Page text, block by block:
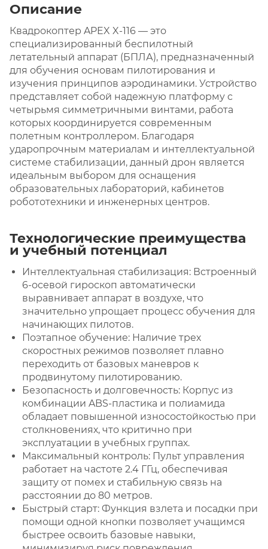
Описание
Квадрокоптер APEX X-116 — это
специализированный беспилотный
летательный аппарат (БПЛА), предназначенный
для обучения основам пилотирования и
изучения принципов аэродинамики. Устройство
представляет собой надежную платформу с
четырьмя симметричными винтами, работа
которых координируется современным
полетным контроллером. Благодаря
ударопрочным материалам и интеллектуальной
системе стабилизации, данный дрон является
идеальным выбором для оснащения
образовательных лабораторий, кабинетов
робототехники и инженерных центров.
Технологические преимущества
и учебный потенциал
Интеллектуальная стабилизация: Встроенный
6-осевой гироскоп автоматически
выравнивает аппарат в воздухе, что
значительно упрощает процесс обучения для
начинающих пилотов.
Поэтапное обучение: Наличие трех
скоростных режимов позволяет плавно
переходить от базовых маневров к
продвинутому пилотированию.
Безопасность и долговечность: Корпус из
комбинации ABS-пластика и полиамида
обладает повышенной износостойкостью при
столкновениях, что критично при
эксплуатации в учебных группах.
Максимальный контроль: Пульт управления
работает на частоте 2.4 ГГц, обеспечивая
защиту от помех и стабильную связь на
расстоянии до 80 метров.
Быстрый старт: Функция взлета и посадки при
помощи одной кнопки позволяет учащимся
быстрее освоить базовые навыки,